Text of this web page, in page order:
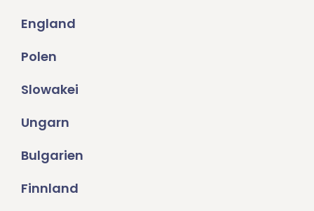
England
Polen
Slowakei
Ungarn
Bulgarien
Finnland